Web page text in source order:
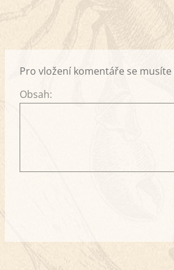
Pro vložení komentáře se musíte
Obsah: